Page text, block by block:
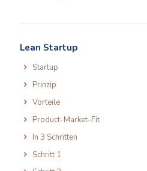
Lean Startup
Startup
Prinzip
Vorteile
Product-Market-Fit
In 3 Schritten
Schritt 1